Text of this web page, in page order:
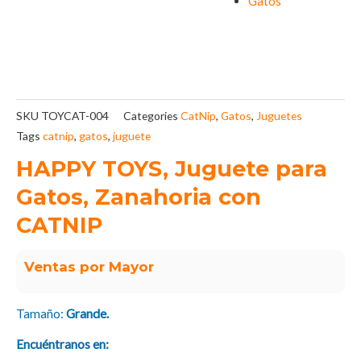
SKU TOYCAT-004 Categories CatNip, Gatos, Juguetes
Tags catnip, gatos, juguete
HAPPY TOYS, Juguete para
Gatos, Zanahoria con
CATNIP
Ventas por Mayor
Tamaño: Grande.
Encuéntranos en: